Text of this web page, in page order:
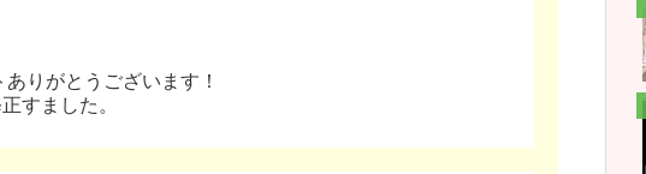
りがとうございます！
すました。